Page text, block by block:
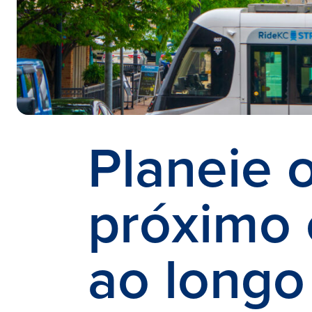
Planeie
próximo
ao